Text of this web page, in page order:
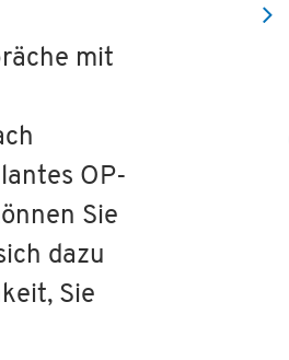
mit
OP-
Sie
dazu
Sie